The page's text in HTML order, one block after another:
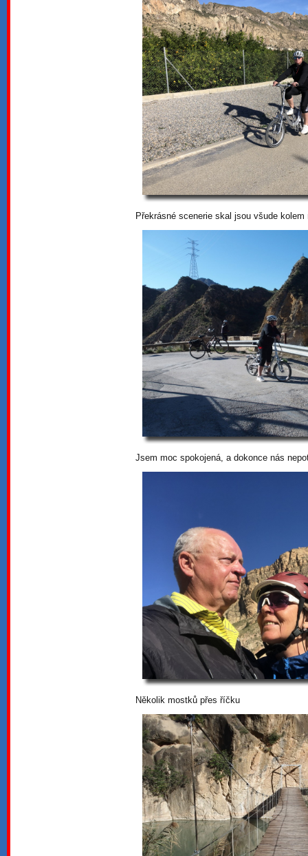
Překrásné scenerie skal jsou všude kolem
Jsem moc spokojená, a dokonce nás
Několik mostků přes říčku